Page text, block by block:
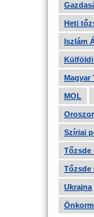
Heti
Iszlám
Külföldi
Magyar
MOL
Szíriai
Tőzsde
Tőzsde
Ukrajna